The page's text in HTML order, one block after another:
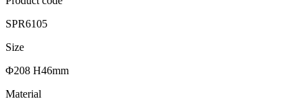
SPR6105
Size
Φ208 H46mm
Material